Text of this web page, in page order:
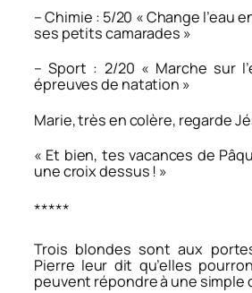
– Chimie : 5/20 « Change l’eau
ses petits camarades »
– Sport : 2/20 « Marche sur
épreuves de natation »
Marie, très en colère, regarde
« Et bien, tes vacances de
une croix dessus ! »
*****
Trois blondes sont aux
Pierre leur dit qu’elles
peuvent répondre à une simple